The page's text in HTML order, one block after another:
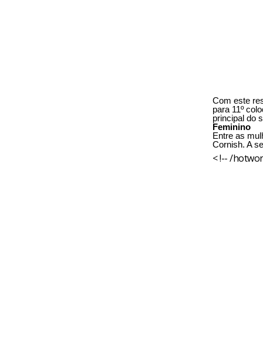
Com este
para 11º
principal do
Feminino
Entre as
Cornish. A
< !-- /